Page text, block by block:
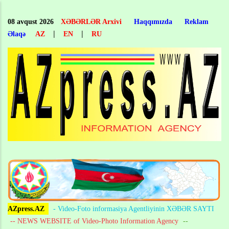
main
content
08 avqust 2026 XƏBƏRLƏR Arxivi Haqqımızda
Reklam
Əlaqə
AZ | EN | RU
AZpress.AZ
- Video-Foto informasiya Agentliyinin XƏBƏR SAYTI
-- NEWS WEBSITE of Video-Photo Information Agency --